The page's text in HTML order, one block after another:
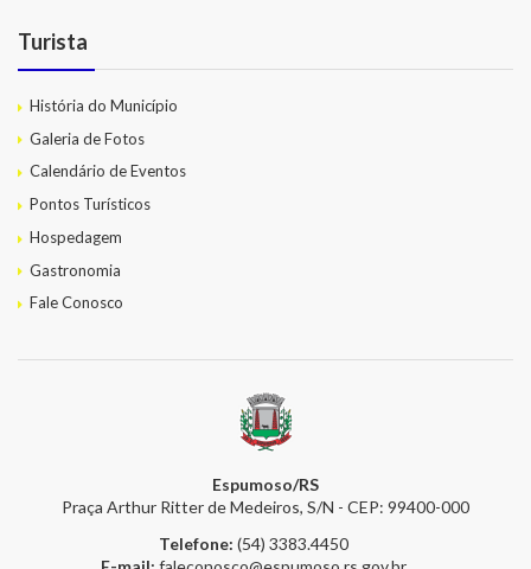
Turista
História do Município
Galeria de Fotos
Calendário de Eventos
Pontos Turísticos
Hospedagem
Gastronomia
Fale Conosco
Espumoso/RS
Praça Arthur Ritter de Medeiros, S/N - CEP: 99400-000
Telefone: (54) 3383.4450